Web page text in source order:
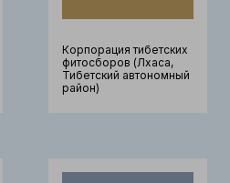
Корпорация тибетских
фитосборов (Лхаса,
Тибетский автономный
район)